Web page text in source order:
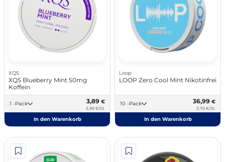
XQS
XQS Blueberry Mint 50mg
Koffein
1 -Pack 3,89 €
3,89 €/St.
In den Warenkorb
Loop
LOOP Zero Cool Mint Nikotinfrei
10 -Pack 36,99 €
3,70 €/St.
In den Warenkorb